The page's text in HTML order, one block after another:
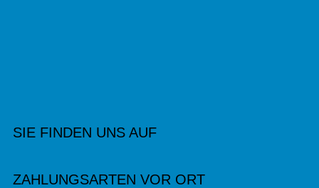
SIE FINDEN UNS AUF
ZAHLUNGSARTEN VOR ORT